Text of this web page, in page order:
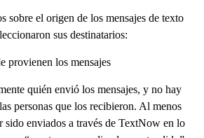
sobre el origen de los mensajes de texto
sus destinatarios:
provienen los mensajes
quién envió los mensajes, y no hay
personas que los recibieron. Al menos
sido enviados a través de TextNow en lo